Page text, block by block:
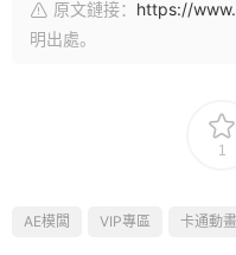
原文鏈接： https://
明出處。
1
AE模闆 VIP專區 卡通動畫